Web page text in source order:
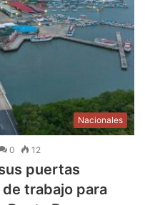
Nacionales
0 12
puertas
trabajo para